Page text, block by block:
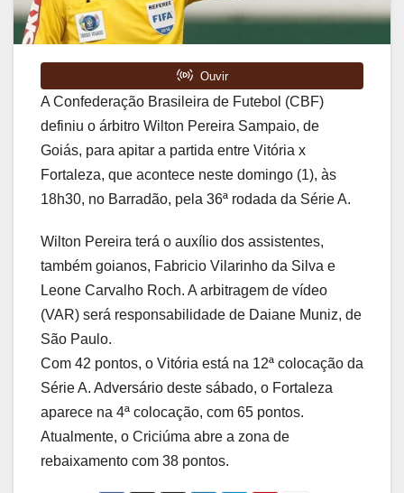
A Confederação Brasileira de Futebol (CBF)
definiu o árbitro Wilton Pereira Sampaio, de
Goiás, para apitar a partida entre Vitória x
Fortaleza, que acontece neste domingo (1), às
18h30, no Barradão, pela 36ª rodada da Série A.
Wilton Pereira terá o auxílio dos assistentes,
também goianos, Fabricio Vilarinho da Silva e
Leone Carvalho Roch. A arbitragem de vídeo
(VAR) será responsabilidade de Daiane Muniz, de
São Paulo.
Com 42 pontos, o Vitória está na 12ª colocação da
Série A. Adversário deste sábado, o Fortaleza
aparece na 4ª colocação, com 65 pontos.
Atualmente, o Criciúma abre a zona de
rebaixamento com 38 pontos.